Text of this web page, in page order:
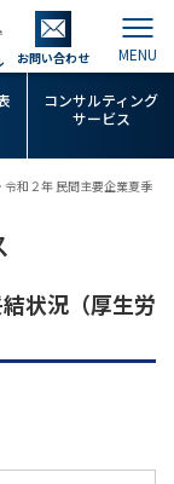
お問い合わせ
コンサルティング
サービス
令和２年 民間主要企業夏季
状況（厚生労